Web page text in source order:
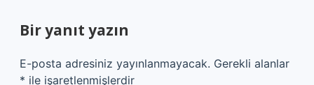
Bir yanıt yazın
E-posta adresiniz yayınlanmayacak. Gerekli alanlar
* ile işaretlenmişlerdir